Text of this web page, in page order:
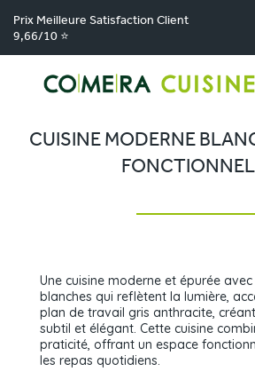
Prix Meilleure Satisfaction Client
9,66/10 ⭐
Comera Cuisines > Nos magasins de cuisine >
Réalisations > Cuisine moderne blanche et grise
CUISINE MODERNE
Une cuisine moderne et épurée
blanches qui reflètent la lumière,
plan de travail gris anthracite,
subtil et élégant. Cette cuisine
praticité, offrant un espace
les repas quotidiens.